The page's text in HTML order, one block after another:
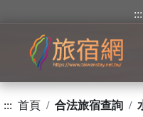
:::
::: 首頁 合法旅宿查詢